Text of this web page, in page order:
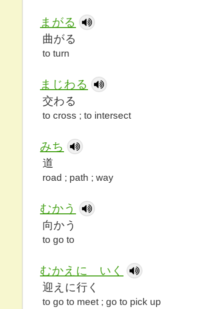
まがる
曲がる
to turn
まじわる
交わる
to cross ; to intersect
みち
道
road ; path ; way
むかう
向かう
to go to
むかえに いく
迎えに行く
to go to meet ; go to pick up